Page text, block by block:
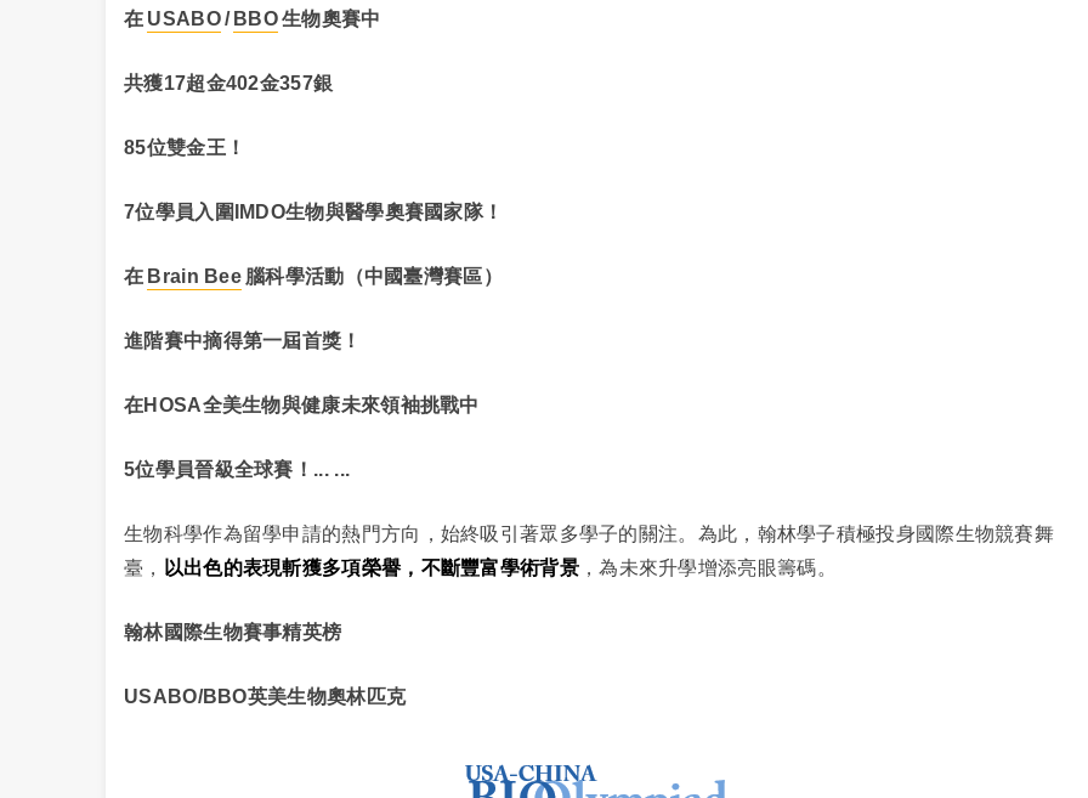
在 USABO/ BBO生物奧賽中
共獲17超金402金357銀
85位雙金王！
7位學員入圍IMDO生物與醫學奧賽國家隊！
在 Brain Bee 腦科學活動（中國臺灣賽區）
進階賽中摘得第一屆首獎！
在HOSA全美生物與健康未來領袖挑戰中
5位學員晉級全球賽！ ... ...
生物科學作為留學申請的熱門方向，始終吸引著眾多學子的關注。為此，翰林學子積極投身國際生物競賽舞
臺，
以出色的表現斬獲多項榮譽，不斷豐富學術背景，為未來升學增添亮眼籌碼。
翰林國際生物賽事精英榜
USABO/BBO英美生物奧林匹克